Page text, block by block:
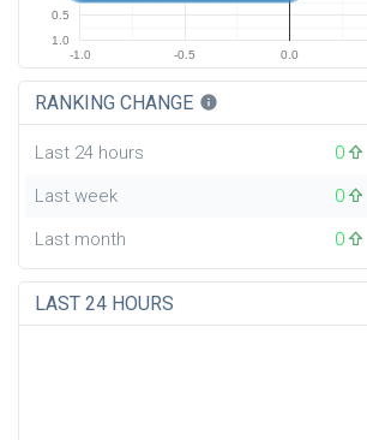
-1.0 -0.5 0.0
0.5
1.0
RANKING CHANGE info
Last 24 hours 0
Last week
0
Last month
0
LAST 24 HOURS